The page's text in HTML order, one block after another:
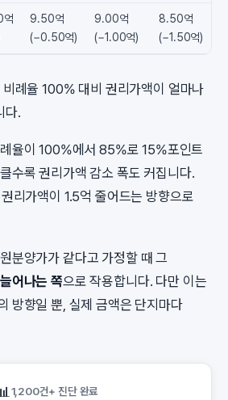
9.50억
(−0.50억)
9.00억
(−1.00억)
8.50억
(−1.50억)
례율 100% 대비 권리가액이 얼마나
다.
율이 100%에서 85%로 15%포인트
수록 권리가액 감소 폭도 커집니다.
리가액이 1.5억 줄어드는 방향으로
분양가가 같다고 가정할 때 그
어나는 쪽으로 작용합니다. 다만 이는
방향일 뿐, 실제 금액은 단지마다
1,200건+ 진단 완료